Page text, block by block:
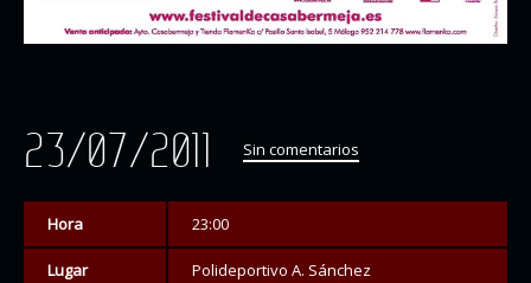
23/07/2011 Sin comentarios
Hora 23:00
Lugar Polideportivo A. Sánchez